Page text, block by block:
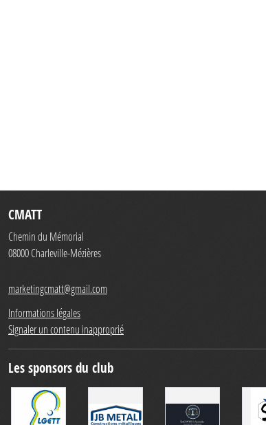
CMATT
Chemin du Mémorial
08000Charleville-Mézières
marketingcmatt@gmail.com
Informations légales
Signaler un contenu inapproprié
Les sponsors du club